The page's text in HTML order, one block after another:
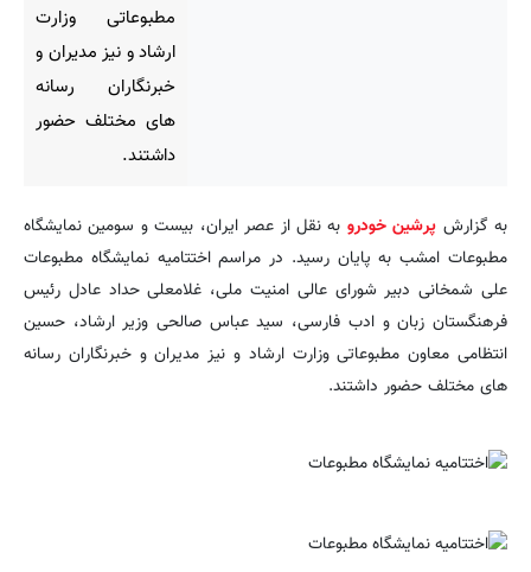
مطبوعاتی وزارت
ارشاد و نیز مدیران و
خبرنگاران رسانه
های مختلف حضور
داشتند.
به گزارش پرشین خودرو به نقل از عصر ایران، بیست و سومین نمایشگاه
مطبوعات امشب به پایان رسید. در مراسم اختتامیه نمایشگاه مطبوعات
علی شمخانی دبیر شورای عالی امنیت ملی، غلامعلی حداد عادل رئیس
فرهنگستان زبان و ادب فارسی، سید عباس صالحی وزیر ارشاد، حسین
انتظامی معاون مطبوعاتی وزارت ارشاد و نیز مدیران و خبرنگاران رسانه
های مختلف حضور داشتند.